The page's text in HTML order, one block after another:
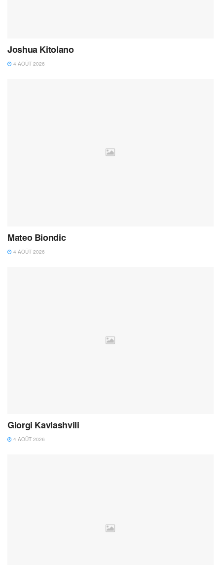
Joshua Kitolano
4 AOÛT 2026
Mateo Biondic
4 AOÛT 2026
Giorgi Kavlashvili
4 AOÛT 2026